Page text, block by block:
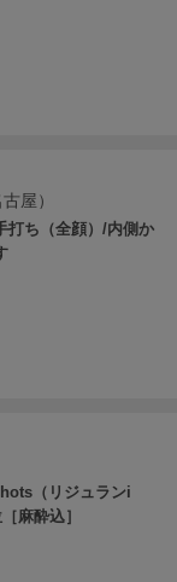
屋）
打ち（全顔）/内側か
（リジュランi
麻酔込］